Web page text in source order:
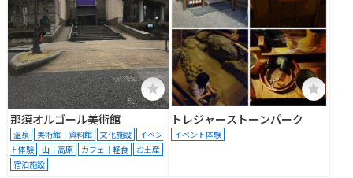
那須オルゴール美術館
温泉 美術館｜資料館 文化施設
イベン
ト体験
山｜高原 カフェ｜軽食
お土産
宿泊施設
トレジャーストーンパーク
イベント体験